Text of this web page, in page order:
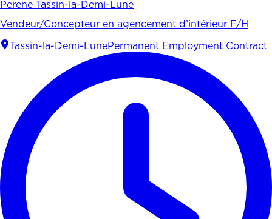
Perene Tassin-la-Demi-Lune
Vendeur/Concepteur en agencement d’intérieur F/H
Tassin-la-Demi-LunePermanent Employment Contract